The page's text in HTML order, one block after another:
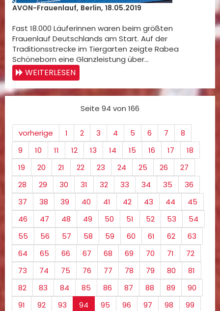
AVON-Frauenlauf, Berlin, 18.05.2019
Fast 18.000 Läuferinnen waren beim größten
Frauenlauf Deutschlands am Start. Auf der
Traditionsstrecke im Tiergarten zeigte Rabea
Schöneborn eine Glanzleistung über…
WEITERLESEN
Seite 94 von 166
vorherige 1 2 3 4 5 6 7
8
9
10 11 12 13 14 15 16 17
18
19
20 21 22 23 24 25 26
27
28
29 30 31 32 33 34 35
36
37
38 39 40 41 42 43 44
45
46
47 48 49 50 51 52 53
54
55
56 57 58 59 60 61 62
63
64
65 66 67 68 69 70 71
72
73
74 75 76 77 78 79 80
81
82
83 84 85 86 87 88 89
90
91
92 93 94 95 96 97 98
99